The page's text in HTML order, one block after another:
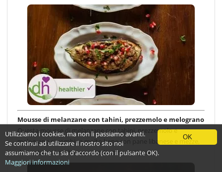
Mousse di melanzane con tahini, prezzemolo e melograno
Questa mousse di melanzane con tahini, prezzemolo e
melograno si combina molto bene con pane libanese e mezze,
due antipasti molto apprezzati come antipasto.
OK
Utilizziamo i cookies, ma non li passiamo avanti.
Se continui ad utilizzare il nostro sito noi
assumiamo che tu sia d'accordo (con il pulsante OK).
Maggiori informazioni